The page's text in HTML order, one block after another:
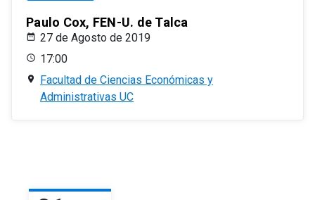
Paulo Cox, FEN-U. de Talca
27 de Agosto de 2019
17:00
Facultad de Ciencias Económicas y
Administrativas UC